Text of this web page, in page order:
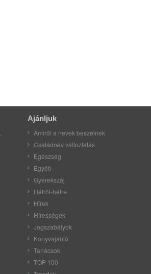
Ajánljuk
Amiről a nevek beszélnek
Családnév változtatás
Egészség
Egyéb
Gyerekszáj
Hétről-hétre
Hírek
Hírességek
Jogszabályok
Könyvajánló
Tanácsok
TOP 100